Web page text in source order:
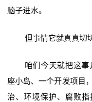
脑子进水。
但事情它就真真切
咱们今天就把这
座小岛、一个开发项目
治、环境保护、腐败指